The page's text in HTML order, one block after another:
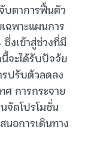
บตาการฟื้นตัว
ฉพาะแผนการ
งเข้าสู่ช่วงที่มี
จะได้รับปัจจัย
ปรับตัวลดลง
ศ การกระจาย
จัดโปรโมชั่น
อการเดินทาง